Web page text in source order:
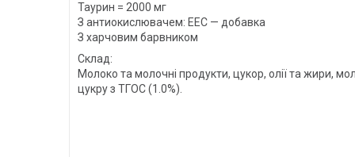
Таурин = 2000 мг
З антиокислювачем: ЕЕС — добавка
З харчовим барвником
Склад:
Молоко та молочні продукти, цукор, олії та жири,
цукру з ТГОС (1.0%).